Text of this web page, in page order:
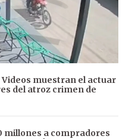
muestran el actuar
del atroz crimen de
millones a compradores